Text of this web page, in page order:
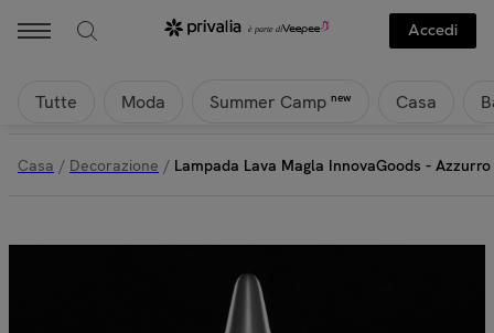
Accedi
Tutte Moda Summer Camp new Casa
Casa / Decorazione / Lampada Lava Magla InnovaGoods - Azzurro